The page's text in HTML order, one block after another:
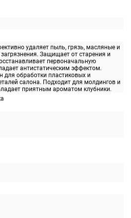
удаляет пыль, грязь, масляные и
Защищает от старения и
первоначальную
антистатическим эффектом.
для обработки пластиковых и
салона. Подходит для молдингов и
приятным ароматом клубники.